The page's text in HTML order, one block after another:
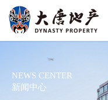
NEWS CENTER
新闻中心